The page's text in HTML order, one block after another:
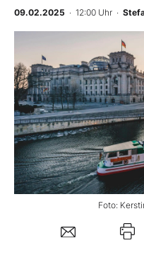
Experten
Mein B:O
Mein Konto
Folgen Sie uns
09.02.2025 · 12:00 Uhr ·
Foto: